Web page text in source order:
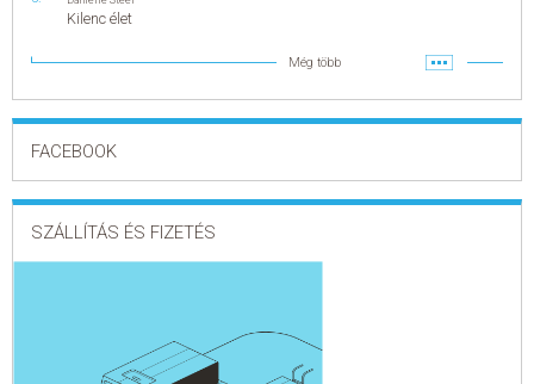
Kilenc élet
Még több
FACEBOOK
SZÁLLÍTÁS ÉS FIZETÉS